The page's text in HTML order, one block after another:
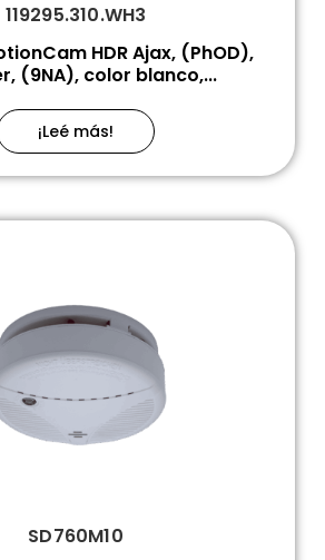
119295.310.WH3
HDR Ajax, (PhOD),
(9NA), color blanco,...
¡Leé más!
SD760M10